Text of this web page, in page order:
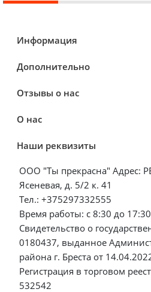
Информация
Дополнительно
Отзывы о нас
О нас
Наши реквизиты
ООО "Ты прекрасна" Адрес:
Ясеневая, д. 5/2 к. 41
Тел.: +375297332555
Время работы: с 8:30 до 17:30
Свидетельство о
0180437, выданное
района г. Бреста от
Регистрация в торговом
532542